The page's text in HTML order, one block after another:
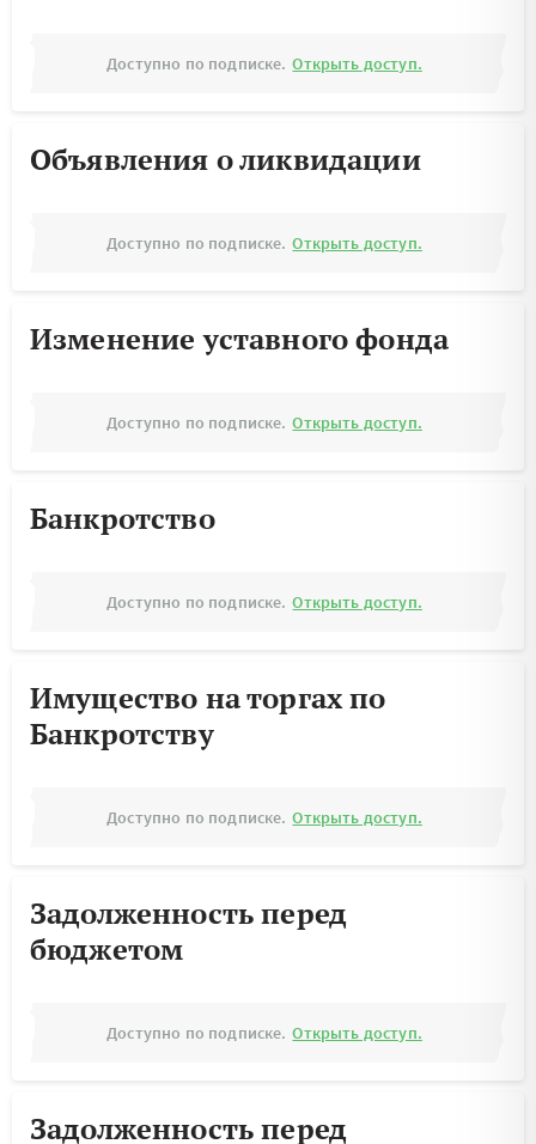
Доступно по подписке. Открыть доступ.
Объявления о ликвидации
Доступно по подписке. Открыть доступ.
Изменение уставного фонда
Доступно по подписке. Открыть доступ.
Банкротство
Доступно по подписке. Открыть доступ.
Имущество на торгах по
Банкротству
Доступно по подписке. Открыть доступ.
Задолженность перед
бюджетом
Доступно по подписке. Открыть доступ.
Задолженность перед